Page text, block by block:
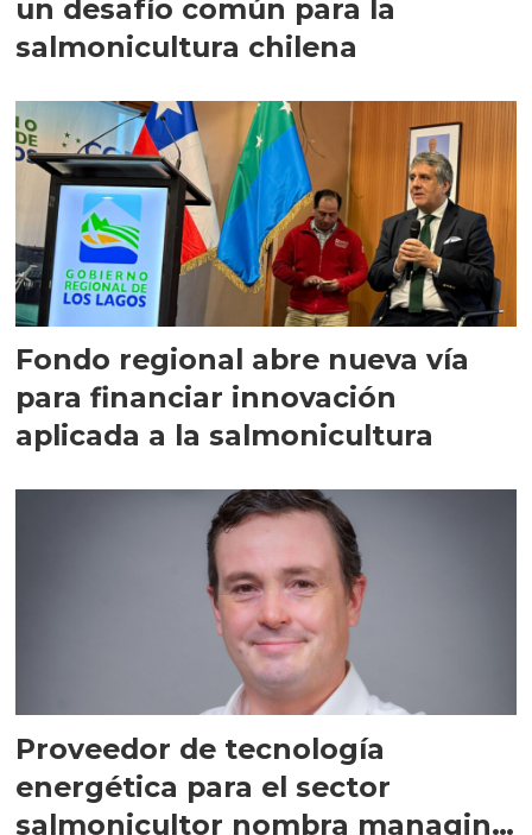
un desafío común para la
salmonicultura chilena
Fondo regional abre nueva vía
para financiar innovación
aplicada a la salmonicultura
Proveedor de tecnología
energética para el sector
salmonicultor nombra managing